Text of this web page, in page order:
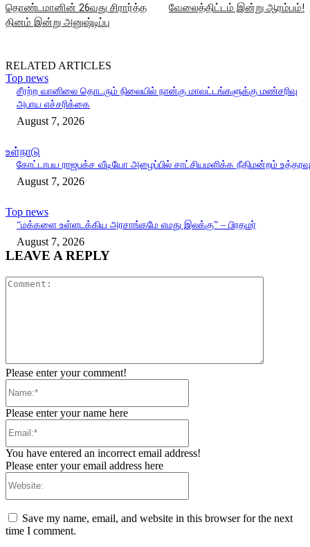
தொண்டமானின் 26வது சிரார்த்த
தினம் இன்று அனுஷ்டிப்பு
வேலைத்திட்டம் இன்று ஆரம்பம்!
RELATED ARTICLES
Top news
சீரற்ற வானிலை தொடரும் நிலையில் நான்கு மாவட்டங்களுக்கு மண்சரிவு
அபாய எச்சரிக்கை
August 7, 2026
உள்நாடு
கோட்டாபய ராஜபக்ச வீடியோ அழைப்பில் சாட்சியமளிக்க நீதிமன்றம் உத்தரவு
August 7, 2026
Top news
“மக்களை உள்ளடக்கிய அரசாங்கமே எமது இலக்கு” – பிரதமர்
August 7, 2026
LEAVE A REPLY
Please enter your comment!
Please enter your name here
You have entered an incorrect email address!
Please enter your email address here
Save my name, email, and website in this browser for the next
time I comment.